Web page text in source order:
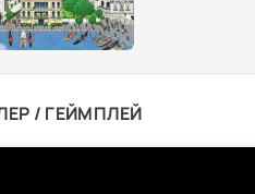
/ ГЕЙМПЛЕЙ